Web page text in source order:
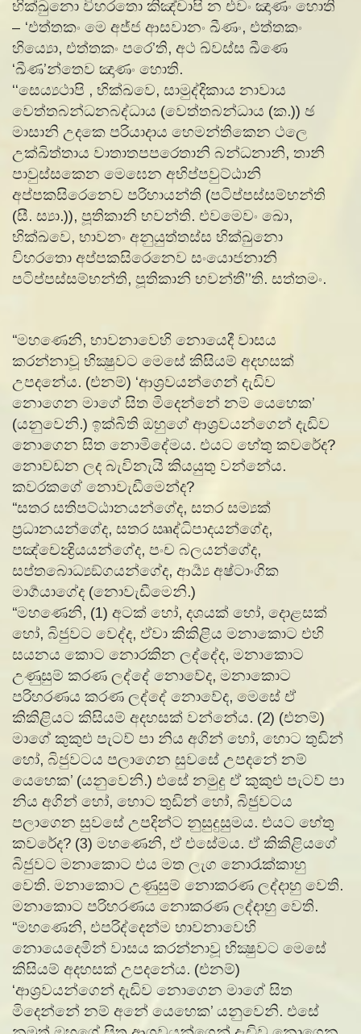
භික්ඛුනො විහරතො කිඤ්චාපි න එවං ඤාණං හොති
– ‘එත්තකං මෙ අජ්ජ ආසවානං ඛීණං, එත්තකං
හිය්‍යො, එත්තකං පරෙ’ති, අථ ඛ්වස්ස ඛීණෙ
‘ඛීණ’න්තෙව ඤාණං හොති.
‘‘සෙය්‍යථාපි , භික්ඛවෙ, සාමුද්දිකාය නාවාය
වෙත්තබන්ධනබද්ධාය (වෙත්තබන්ධාය (ක.)) ඡ
මාසානි උදකෙ පරියාදාය හෙමන්තිකෙන ථලෙ
උක්ඛිත්තාය වාතාතපපරෙතානි බන්ධනානි, තානි
පාවුස්සකෙන මෙඝෙන අභිප්පවුට්ඨානි
අප්පකසිරෙනෙව පරිහායන්ති (පටිප්පස්සම්භන්ති
(සී. ස්‍යා.)), පූතිකානි භවන්ති. එවමෙවං ඛො,
භික්ඛවෙ, භාවනං අනුයුත්තස්ස භික්ඛුනො
විහරතො අප්පකසිරෙනෙව සංයොජනානි
පටිප්පස්සම්භන්ති, පූතිකානි භවන්තී’’ති. සත්තමං.
“මහණෙනි, භාවනාවෙහි නොයෙදී වාසය
කරන්නාවූ භික්‍ෂුවට මෙසේ කිසියම් අදහසක්
උපදනේය. (එනම්) ‘ආශ්‍රවයන්ගෙන් දැඩිව
නොගෙන මාගේ සිත මිදෙන්නේ නම් යෙහෙක’
(යනුවෙනි.) ඉක්බිති ඔහුගේ ආශ්‍රවයන්ගෙන් දැඩිව
නොගෙන සිත නොමිදේමය. එයට හේතු කවරේද?
නොවඩන ලද බැවිනැයි කියයුතු වන්නේය.
කවරකගේ නොවැඩීමෙන්ද?
“සතර සතිපට්ඨානයන්ගේද, සතර සම්‍යක්
ප්‍රධානයන්ගේද, සතර ඎද්‍ධිපාදයන්ගේද,
පඤ්චෙන්‍ද්‍රියයන්ගේද, පංච බලයන්ගේද,
සප්තබොධ්‍යඞ්ගයන්ගේද, ආර්‍ය්‍ය අෂ්ටාංගික
මාර්‍ගයාගේද (නොවැඩීමෙනි.)
“මහණෙනි, (1) අටක් හෝ, දශයක් හෝ, දොළසක්
හෝ, බිජුවට වෙද්ද, ඒවා කිකිළිය මනාකොට එහි
සයනය කොට නොරකින ලද්දේද, මනාකොට
උණුසුම් කරණ ලද්දේ නොවේද, මනාකොට
පරිහරණය කරණ ලද්දේ නොවේද, මෙසේ ඒ
කිකිළියට කිසියම් අදහසක් වන්නේය. (2) (එනම්)
මාගේ කුකුළු පැටව් පා නිය අගින් හෝ, හොට තුඩින්
හෝ, බිජුවටය පලාගෙන සුවසේ උපදනේ නම්
යෙහෙක’ (යනුවෙනි.) එසේ නමුදු ඒ කුකුළු පැටව් පා
නිය අගින් හෝ, හොට තුඩින් හෝ, බිජුවටය
පලාගෙන සුවසේ උපදින්ට නුසුදුසුමය. එයට හේතු
කවරේද? (3) මහණෙනි, ඒ එසේමය. ඒ කිකිළියගේ
බිජුවට මනාකොට එය මත ලැග නොරැක්කාහු
වෙති. මනාකොට උණුසුම් නොකරණ ලද්දාහු වෙති.
මනාකොට පරිහරණය නොකරණ ලද්දාහු වෙති.
“මහණෙනි, එපරිද්දෙන්ම භාවනාවෙහි
නොයෙදෙමින් වාසය කරන්නාවූ භික්‍ෂුවට මෙසේ
කිසියම් අදහසක් උපදනේය. (එනම්)
‘ආශ්‍රවයන්ගෙන් දැඩිව නොගෙන මාගේ සිත
මිදෙන්නේ නම් අනේ යෙහෙක’ යනුවෙනි. එසේ